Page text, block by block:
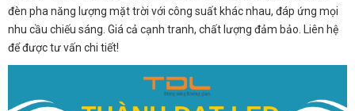
đèn pha năng lượng mặt trời với công suất khác nhau, đáp ứng mọi
nhu cầu chiếu sáng. Giá cả cạnh tranh, chất lượng đảm bảo. Liên hệ
để được tư vấn chi tiết!